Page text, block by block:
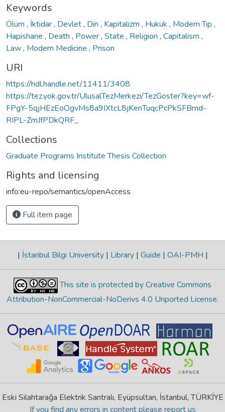
Keywords
Ölüm , İktidar, Devlet, Din , Kapitalizm , Hukuk , Modern Tıp ,
Hapishane , Death , Power, State , Religion , Capitalism ,
Law, Modern Medicine , Prison
URI
https://hdl.handle.net/11411/3408
https://tez.yok.gov.tr/UlusalTezMerkezi/TezGoster?key=wf-
FPgY-5qjHEzEoOgvMs8a9IXtcL8jKenTuqcPcPkSFBmd-
RIPL-ZmJfPDkQRF_
Collections
Graduate Programs Institute Thesis Collection
Rights and licensing
info:eu-repo/semantics/openAccess
Full item page
| İstanbul Bilgi University | Library | Guide | OAI-PMH |
This site is protected by Creative Commons
Attribution-NonCommercial-NoDerivs 4.0 Unported License.
Eski Silahtarağa Elektrik Santralı, Eyüpsultan, İstanbul, TÜRKİYE
If you find any errors in content please report us